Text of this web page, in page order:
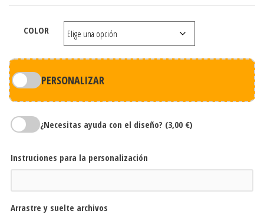
COLOR
PERSONALIZAR
¿Necesitas ayuda con el diseño? (3,00 €)
Instruciones para la personalización
Arrastre y suelte archivos